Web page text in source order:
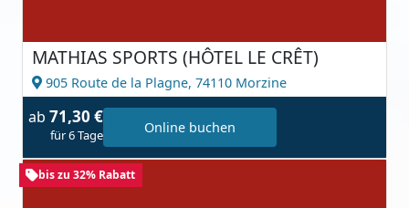
MATHIAS SPORTS (HÔTEL LE CRÊT)
905 Route de la Plagne, 74110 Morzine
ab 71,30 €
für 6 Tage Online buchen
bis zu 32% Rabatt